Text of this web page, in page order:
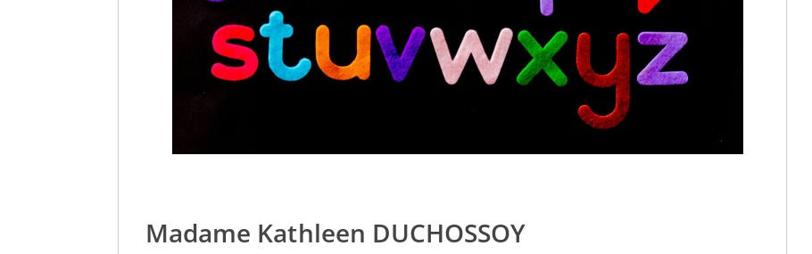
Madame Kathleen DUCHOSSOY